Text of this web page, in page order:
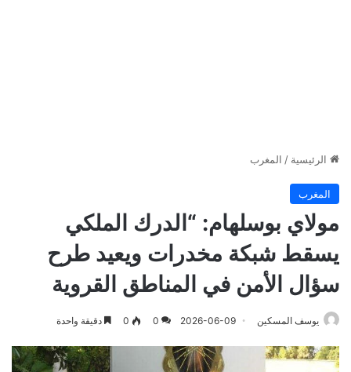
الرئيسية / المغرب
المغرب
مولاي بوسلهام: “الدرك الملكي
يسقط شبكة مخدرات ويعيد طرح
سؤال الأمن في المناطق القروية
يوسف المسكين 2026-06-09
0
0 دقيقة واحدة